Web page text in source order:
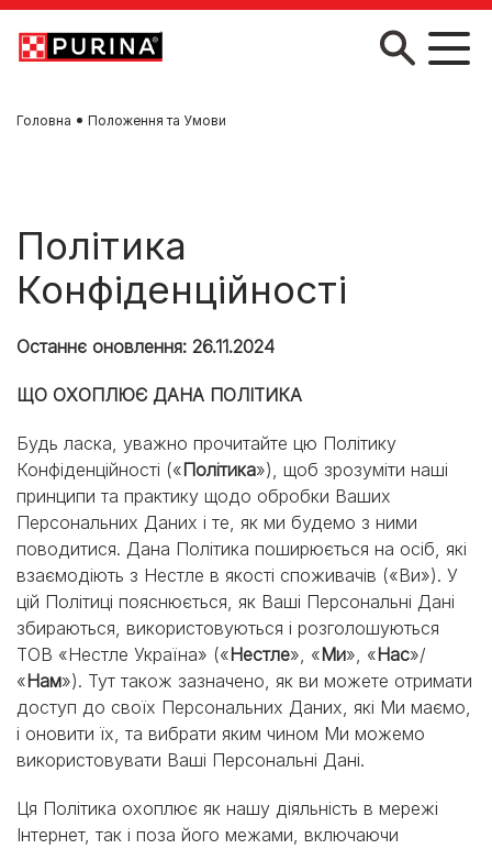
Skip to main content
Головна Положення та Умови
Політика
Конфіденційності
Останнє оновлення: 26.11.2024
ЩО ОХОПЛЮЄ ДАНА ПОЛІТИКА
Будь ласка, уважно прочитайте цю Політику
Конфіденційності («Політика»), щоб зрозуміти наші
принципи та практику щодо обробки Ваших
Персональних Даних і те, як ми будемо з ними
поводитися. Дана Політика поширюється на осіб, які
взаємодіють з Нестле в якості споживачів («Ви»). У
цій Політиці пояснюється, як Ваші Персональні Дані
збираються, використовуються і розголошуються
ТОВ «Нестле Україна» («Нестле», «Ми», «Нас»/
«Нам»). Тут також зазначено, як ви можете отримати
доступ до своїх Персональних Даних, які Ми маємо,
і оновити їх, та вибрати яким чином Ми можемо
використовувати Ваші Персональні Дані.
Ця Політика охоплює як нашу діяльність в мережі
Інтернет, так і поза його межами, включаючи